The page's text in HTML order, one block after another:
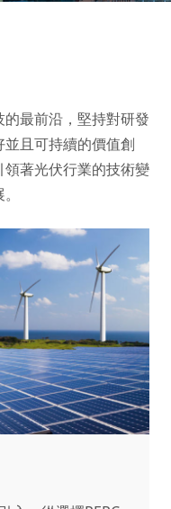
最前沿，堅持對研發
且可持續的價值創
著光伏行業的技術變